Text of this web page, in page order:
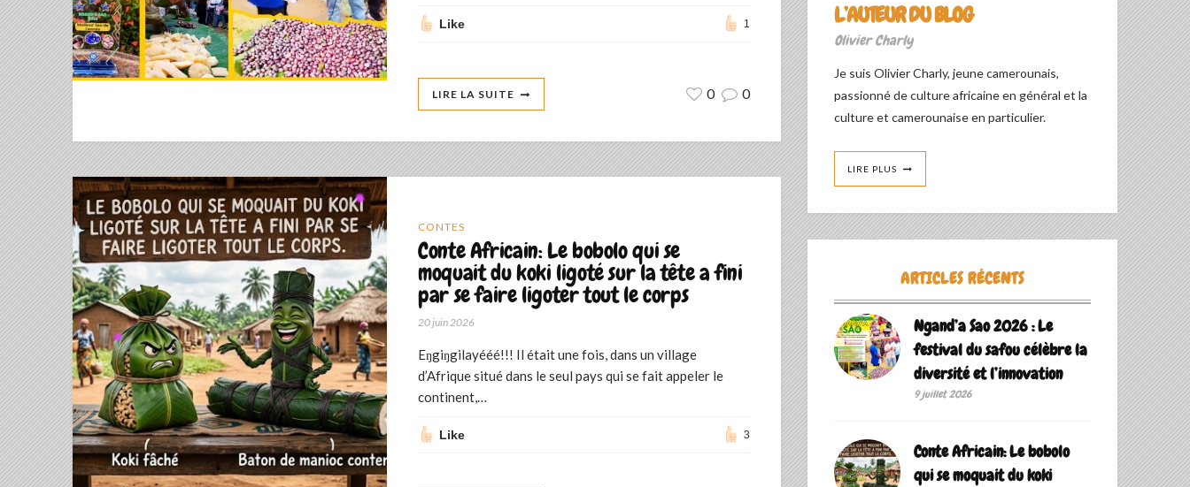
Like 1
LIRE LA SUITE 0 0
CONTES
Conte Africain: Le bobolo qui se
moquait du koki ligoté sur la tête a fini
par se faire ligoter tout le corps
20 juin 2026
Eŋgiŋgilayééé!!! Il était une fois, dans un village
d’Afrique situé dans le seul pays qui se fait appeler le
continent,…
Like 3
L’AUTEUR DU BLOG
Olivier Charly
Je suis Olivier Charly, jeune camerounais,
passionné de culture africaine en général et la
culture et camerounaise en particulier.
LIRE PLUS
ARTICLES RÉCENTS
Ngand’a Sao 2026 : Le
festival du safou célèbre la
diversité et l’innovation
9 juillet 2026
Conte Africain: Le bobolo
qui se moquait du koki